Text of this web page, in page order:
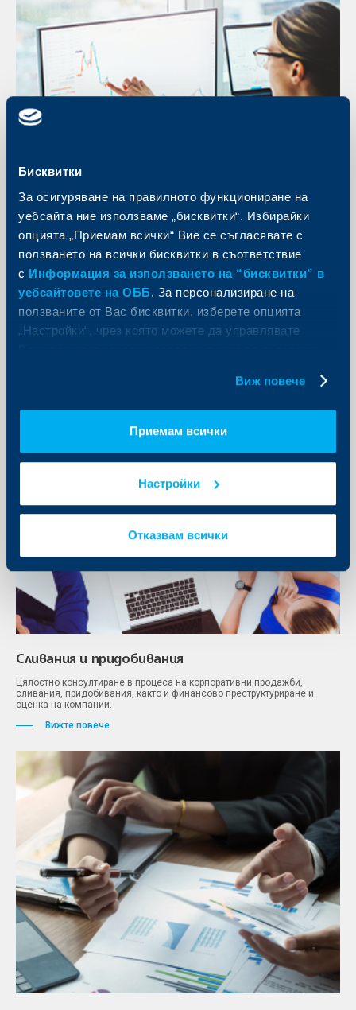
Бисквитки
За осигуряване на правилното функциониране на
уебсайта ние използваме „бисквитки“. Избирайки
опцията „Приемам всички“ Вие се съгласявате с
ползването на всички бисквитки в съответствие
с Информация за използването на “бисквитки” в
уебсайтовете на ОББ. За персонализиране на
ползваните от Вас бисквитки, изберете опцията
„Настройки“, чрез която можете да управлявате
Виж повече
Приемам всички
Настройки
Отказвам всички
Лихвен суап
базата на предварително уговорена условна главница на бъдещи
дати, които са определени при сключването на сделката.
Вижте повече
Сливания и придобивания
Цялостно консултиране в процеса на корпоративни продажби,
сливания, придобивания, както и финансово преструктуриране и
оценка на компании.
Вижте повече